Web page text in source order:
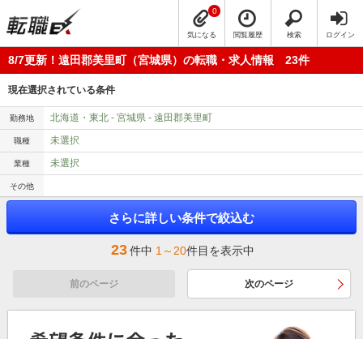
気になる
0
閲覧履歴 検索 ログイン
8/7更新！遠田郡美里町（宮城県）の転職・求人情報 23件
現在選択されている条件
勤務地 北海道・東北 - 宮城県 - 遠田郡美里町
職種 未選択
業種 未選択
その他
さらに詳しい条件で絞込む
23件中 1～20件目を表示中
前のページ 次のページ